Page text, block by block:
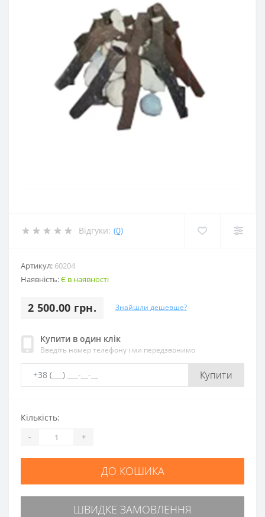
Відгуки: (0)
Артикул: 60204
Наявність:Є в наявності
2 500.00 грн. Знайшли дешевше?
Купити в один клік
Введіть номер телефону і ми передзвонимо
Купити
Кількість:
- +
ДО КОШИКА
ШВИДКЕ ЗАМОВЛЕННЯ